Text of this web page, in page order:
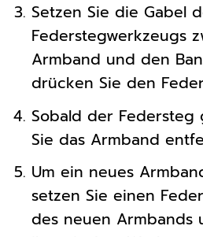
Setzen Sie die Gabel
Federstegwerkzeugs
Armband und den
drücken Sie den
Sobald der Federsteg
Sie das Armband
Um ein neues
setzen Sie einen
des neuen Armbands